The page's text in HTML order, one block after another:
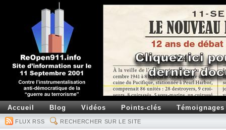
Accueil Blog Vidéos Points-clés Témoignages
FLUX RSS RECHERCHER SUR LE SITE